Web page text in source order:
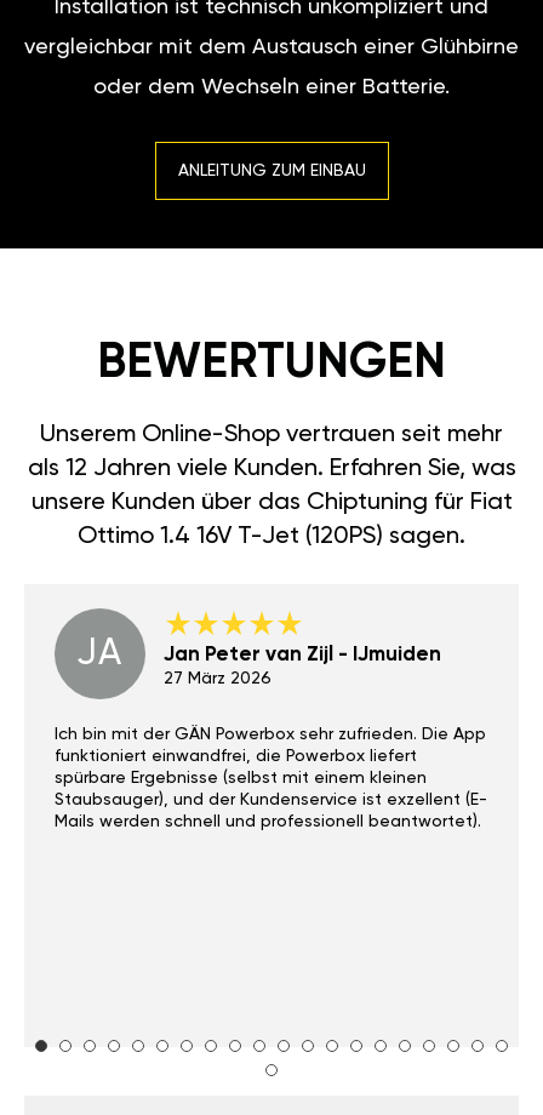
Installation ist technisch unkompliziert und
vergleichbar mit dem Austausch einer Glühbirne
oder dem Wechseln einer Batterie.
ANLEITUNG ZUM EINBAU
BEWERTUNGEN
Unserem Online-Shop vertrauen seit mehr
als 12 Jahren viele Kunden. Erfahren Sie, was
unsere Kunden über das Chiptuning für Fiat
Ottimo 1.4 16V T-Jet (120PS) sagen.
JA Jan Peter van Zijl - IJmuiden
27 März 2026
Ich bin mit der GÄN Powerbox sehr zufrieden. Die App
funktioniert einwandfrei, die Powerbox liefert
spürbare Ergebnisse (selbst mit einem kleinen
Staubsauger), und der Kundenservice ist exzellent (E-
Mails werden schnell und professionell beantwortet).